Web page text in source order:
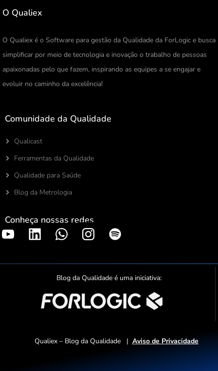
O Qualiex
O Qualiex é o Software para gestão da Qualidade da ForLogic e busca
simplificar por meio de tecnologia e inovação o trabalho de pessoas
apaixonadas pelo que fazem, inspirando as equipes a se engajar e
evoluir no caminho da excelência!
Comunidade da Qualidade
Qualicast
Ferramentas da Qualidade
Qualidade para Saúde
Blog da Metrologia
Conheça nossas redes
S
o
t
f
y
Blog da Qualidade é uma iniciativa:
Qualiex – Blog da Qualidade | Aviso de Privacidade